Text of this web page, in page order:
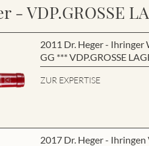
- VDP.GROSSE
2011 Dr. Heger - Ihringer
GG *** VDP.GROSSE
ZUR EXPERTISE
2017 Dr. Heger - Ihringen